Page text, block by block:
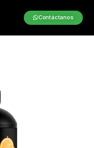
Contáctanos